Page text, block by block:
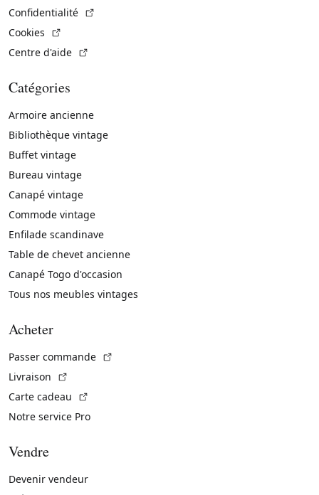
Confidentialité
Cookies
Centre d'aide
Catégories
Armoire ancienne
Bibliothèque vintage
Buffet vintage
Bureau vintage
Canapé vintage
Commode vintage
Enfilade scandinave
Table de chevet ancienne
Canapé Togo d'occasion
Tous nos meubles vintages
Acheter
Passer commande
Livraison
Carte cadeau
Notre service Pro
Vendre
Devenir vendeur